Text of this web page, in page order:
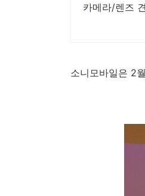
카메라/렌즈
소니모바일은 2